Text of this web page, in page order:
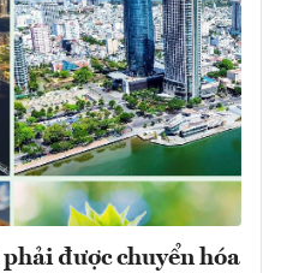
được chuyển hóa